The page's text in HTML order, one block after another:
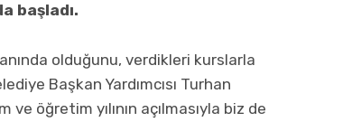
başladı.
olduğunu, verdikleri kurslarla
Başkan Yardımcısı Turhan
öğretim yılının açılmasıyla biz de